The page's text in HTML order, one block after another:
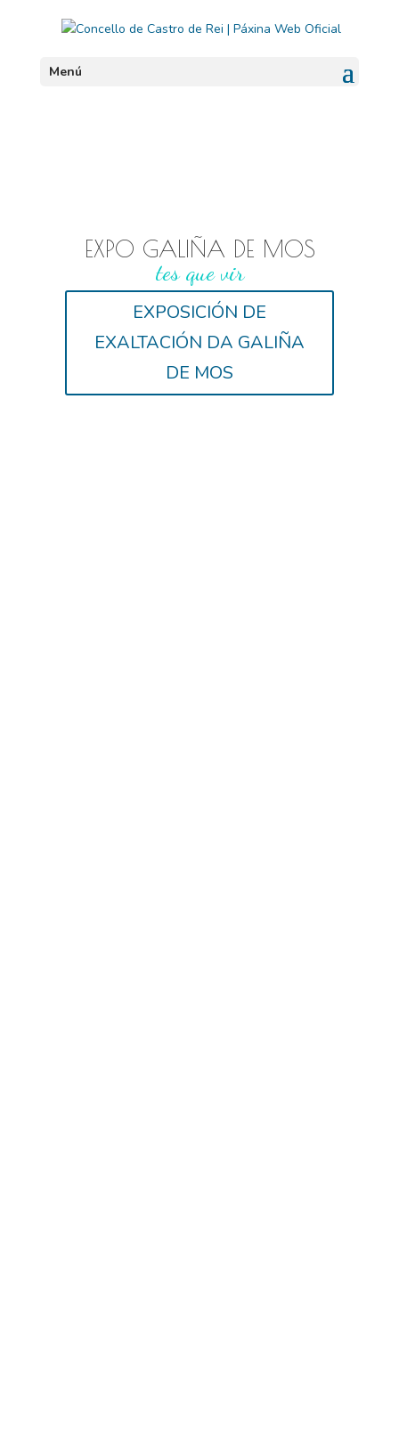
Menú
EXPO GALIÑA DE MOS
tes que vir
EXPOSICIÓN DE
EXALTACIÓN DA GALIÑA
DE MOS